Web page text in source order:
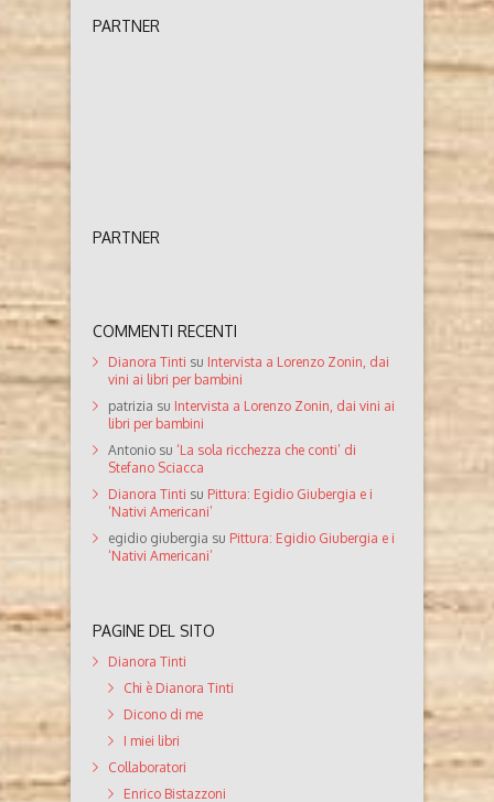
PARTNER
PARTNER
COMMENTI RECENTI
Dianora Tinti su Intervista a Lorenzo Zonin, dai
vini ai libri per bambini
patrizia su Intervista a Lorenzo Zonin, dai vini ai
libri per bambini
Antonio su ‘La sola ricchezza che conti’ di
Stefano Sciacca
Dianora Tinti su Pittura: Egidio Giubergia e i
‘Nativi Americani’
egidio giubergia su Pittura: Egidio Giubergia e i
‘Nativi Americani’
PAGINE DEL SITO
Dianora Tinti
Chi è Dianora Tinti
Dicono di me
I miei libri
Collaboratori
Enrico Bistazzoni